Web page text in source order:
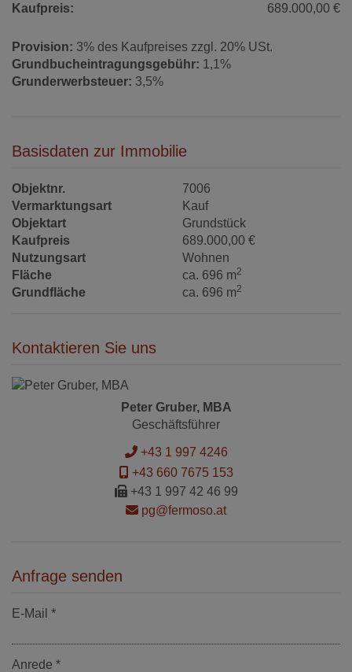
Kaufpreis: 689.000,00 €
Provision: 3% des Kaufpreises zzgl. 20% USt.
Grundbucheintragungsgebühr: 1,1%
Grunderwerbsteuer: 3,5%
Basisdaten zur Immobilie
Objektnr.
7006
Vermarktungsart
Kauf
Objektart
Grundstück
Kaufpreis
689.000,00 €
Nutzungsart
Wohnen
Fläche
ca. 696 m2
Grundfläche ca. 696 m2
Kontaktieren Sie uns
Peter Gruber, MBA
Geschäftsführer
+43 1 997 4246
+43 660 7675 153
+43 1 997 42 46 99
pg@fermoso.at
Anfrage senden
E-Mail
Anrede